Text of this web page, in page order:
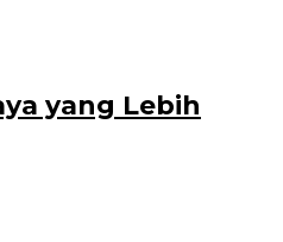
yang Lebih